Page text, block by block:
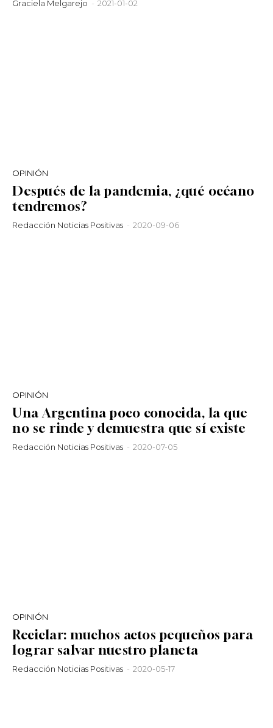
Graciela Melgarejo - 2021-01-02
OPINIÓN
Después de la pandemia, ¿qué océano
tendremos?
Redacción Noticias Positivas - 2020-09-06
OPINIÓN
Una Argentina poco conocida, la que
no se rinde y demuestra que sí existe
Redacción Noticias Positivas - 2020-07-05
OPINIÓN
Reciclar: muchos actos pequeños para
lograr salvar nuestro planeta
Redacción Noticias Positivas - 2020-05-17